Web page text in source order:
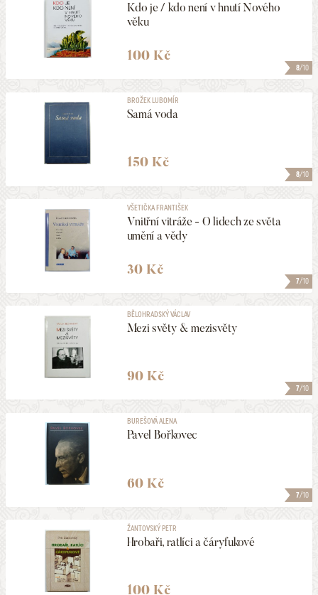
8/10
Kdo je / kdo není v hnutí Nového
věku
100 Kč
8/10
BROŽEK LUBOMÍR
Samá voda
150 Kč
7/10
VŠETIČKA FRANTIŠEK
Vnitřní vitráže - O lidech ze světa
umění a vědy
30 Kč
7/10
BĚLOHRADSKÝ VÁCLAV
Mezi světy & mezisvěty
90 Kč
7/10
BUREŠOVÁ ALENA
Pavel Bořkovec
60 Kč
ŽANTOVSKÝ PETR
Hrobaři, ratlíci a čáryfukové
100 Kč